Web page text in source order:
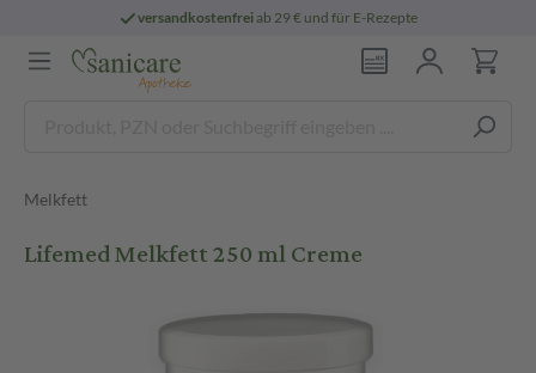
versandkostenfreiab 29 € und für E-Rezepte
Melkfett
Lifemed Melkfett 250 ml Creme